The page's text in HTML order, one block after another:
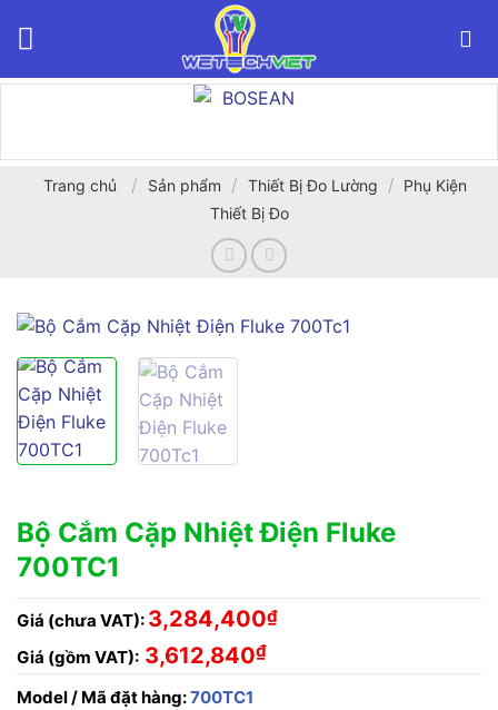
Trang chủ / Sản phẩm / Thiết Bị Đo Lường / Phụ Kiện
Thiết Bị Đo
Bộ Cắm Cặp Nhiệt Điện Fluke
700TC1
Giá (chưa VAT): 3,284,400₫
Giá (gồm VAT): 3,612,840₫
Model / Mã đặt hàng:700TC1